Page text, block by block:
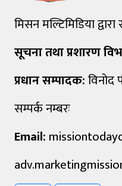
मिसन मल्टिमिडिया
सूचना तथा प्रशारण
प्रधान सम्पादक:
सम्पर्क नम्बरः
Email: